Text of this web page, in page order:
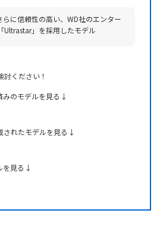
らに信頼性の高い、WD社のエンター
Ultrastar」を採用したモデル
ください！
みのモデルを見る↓
されたモデルを見る↓
を見る↓